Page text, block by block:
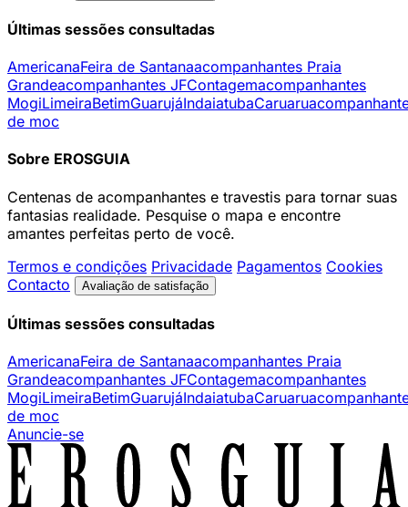
Últimas sessões consultadas
AmericanaFeira de Santanaacompanhantes Praia
Grandeacompanhantes JFContagemacompanhantes
MogiLimeiraBetimGuarujáIndaiatubaCaruaru
de moc
Sobre EROSGUIA
Centenas de acompanhantes e travestis para tornar suas
fantasias realidade. Pesquise o mapa e encontre
amantes perfeitas perto de você.
Termos e condições Privacidade Pagamentos Cookies
Contacto
Avaliação de satisfação
Últimas sessões consultadas
AmericanaFeira de Santanaacompanhantes Praia
Grandeacompanhantes JFContagemacompanhantes
MogiLimeiraBetimGuarujáIndaiatubaCaruaru
de moc
Anuncie-se